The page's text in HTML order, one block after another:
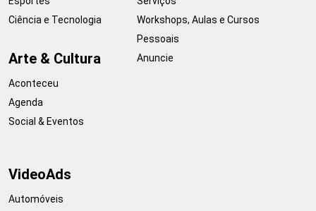
Ciência e Tecnologia
Arte & Cultura
Aconteceu
Agenda
Social & Eventos
Workshops, Aulas e Cursos
Pessoais
Anuncie
VideoAds
Automóveis